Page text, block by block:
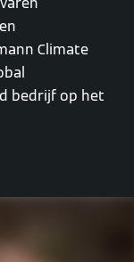
Climate
bedrijf op het